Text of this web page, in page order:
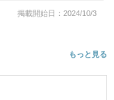
掲載開始日：2024/10/3
もっと見る